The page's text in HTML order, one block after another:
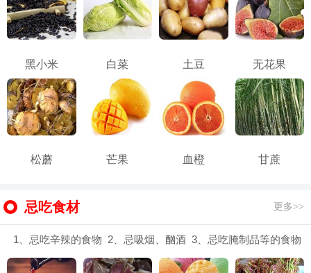
黑小米 白菜 土豆 无花果
松蘑 芒果 血橙 甘蔗
忌吃食材 更多>>
1、忌吃辛辣的食物 2、忌吸烟、酗酒 3、忌吃腌制品等的食物